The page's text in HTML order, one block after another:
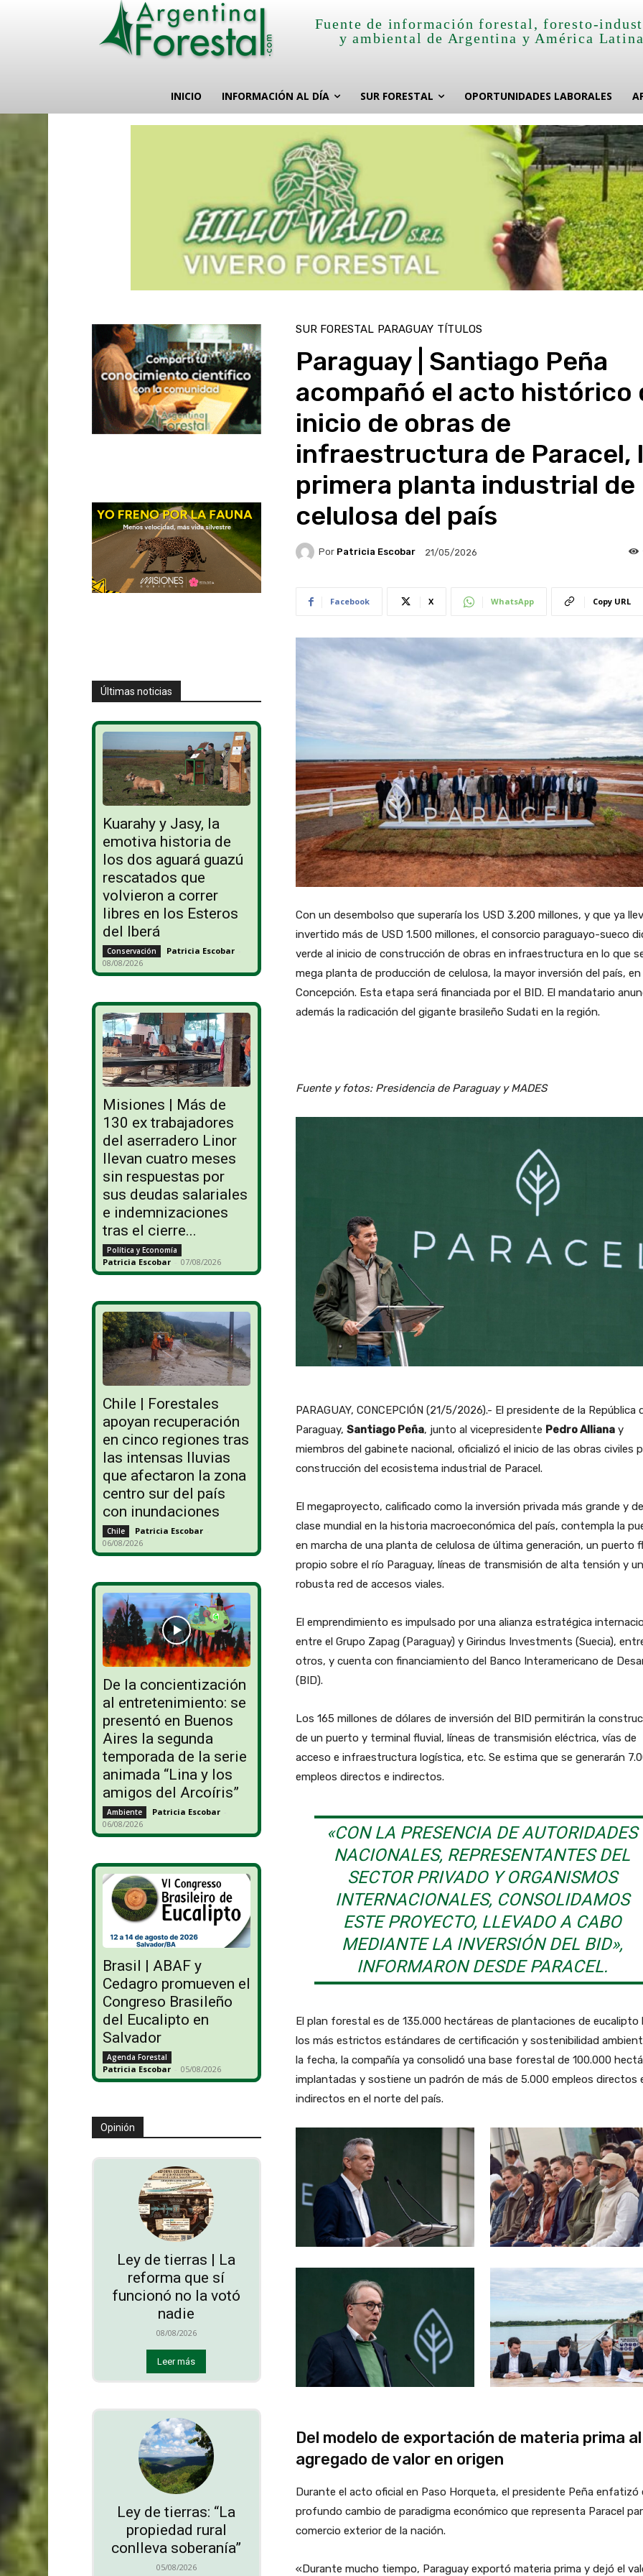
Fuente de información forestal, foresto-
y ambiental de Argentina y América
INICIO INFORMACIÓN AL DÍA SUR FORESTAL OPORTUNIDADES LABORALES
Últimas noticias
Kuarahy y Jasy, la
emotiva historia de
los dos aguará guazú
rescatados que
volvieron a correr
libres en los Esteros
del Iberá
Conservación Patricia Escobar -
08/08/2026
Misiones | Más de
130 ex trabajadores
del aserradero Linor
llevan cuatro meses
sin respuestas por
sus deudas salariales
e indemnizaciones
tras el cierre...
Política y Economía
Patricia Escobar - 07/08/2026
Chile | Forestales
apoyan recuperación
en cinco regiones tras
las intensas lluvias
que afectaron la zona
centro sur del país
con inundaciones
Chile Patricia Escobar -
06/08/2026
De la concientización
al entretenimiento: se
presentó en Buenos
Aires la segunda
temporada de la serie
animada “Lina y los
amigos del Arcoíris”
Ambiente Patricia Escobar -
06/08/2026
Brasil | ABAF y
Cedagro promueven el
Congreso Brasileño
del Eucalipto en
Salvador
Agenda Forestal
Patricia Escobar - 05/08/2026
Opinión
Ley de tierras | La
reforma que sí
funcionó no la votó
nadie
08/08/2026
Leer más
Ley de tierras: “La
propiedad rural
conlleva soberanía”
05/08/2026
SUR FORESTAL PARAGUAY TÍTULOS
Paraguay | Santiago Peña
acompañó el acto histórico
inicio de obras de
infraestructura de Paracel,
primera planta industrial de
celulosa del país
Por Patricia Escobar 21/05/2026
Facebook X WhatsApp Copy URL
Con un desembolso que superaría los USD 3.200 millones, y que ya
invertido más de USD 1.500 millones, el consorcio paraguayo-sueco
verde al inicio de construcción de obras en infraestructura en lo que
mega planta de producción de celulosa, la mayor inversión del país, en
Concepción. Esta etapa será financiada por el BID. El mandatario
además la radicación del gigante brasileño Sudati en la región.
Fuente y fotos: Presidencia de Paraguay y MADES
PARAGUAY, CONCEPCIÓN (21/5/2026).- El presidente de la República
Paraguay, Santiago Peña, junto al vicepresidente Pedro Allianay
miembros del gabinete nacional, oficializó el inicio de las obras civiles
construcción del ecosistema industrial de Paracel.
El megaproyecto, calificado como la inversión privada más grande y de
clase mundial en la historia macroeconómica del país, contempla la
en marcha de una planta de celulosa de última generación, un puerto
propio sobre el río Paraguay, líneas de transmisión de alta tensión y
robusta red de accesos viales.
El emprendimiento es impulsado por una alianza estratégica
entre el Grupo Zapag (Paraguay) y Girindus Investments (Suecia),
otros, y cuenta con financiamiento del Banco Interamericano de
(BID).
Los 165 millones de dólares de inversión del BID permitirán la
de un puerto y terminal fluvial, líneas de transmisión eléctrica, vías de
acceso e infraestructura logística, etc. Se estima que se generarán
empleos directos e indirectos.
«CON LA PRESENCIA DE AUTORIDADES
NACIONALES, REPRESENTANTES DEL
SECTOR PRIVADO Y ORGANISMOS
INTERNACIONALES, CONSOLIDAMOS
ESTE PROYECTO, LLEVADO A CABO
MEDIANTE LA INVERSIÓN DEL BID»,
INFORMARON DESDE PARACEL.
El plan forestal es de 135.000 hectáreas de plantaciones de eucalipto
los más estrictos estándares de certificación y sostenibilidad
la fecha, la compañía ya consolidó una base forestal de 100.000
implantadas y sostiene un padrón de más de 5.000 empleos directos
indirectos en el norte del país.
Del modelo de exportación de materia prima al
agregado de valor en origen
Durante el acto oficial en Paso Horqueta, el presidente Peña enfatizó
profundo cambio de paradigma económico que representa Paracel
comercio exterior de la nación.
«Durante mucho tiempo, Paraguay exportó materia prima y dejó el